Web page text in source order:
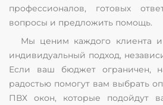
профессионалов, готовых
вопросы и предложить помощь.
Мы ценим каждого клиента
индивидуальный подход,
Если ваш бюджет ограничен,
радостью помогут вам выбрать
ПВХ окон, которые подойдут